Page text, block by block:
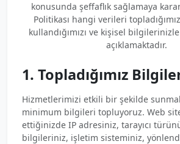
konusunda şeffaflık sağlamaya
Politikası hangi verileri
kullandığımızı ve kişisel
açıklamaktadır.
1. Topladığımız
Hizmetlerimizi etkili bir şekilde
minimum bilgileri topluyoruz. Web
ettiğinizde IP adresiniz, tarayıcı
bilgileriniz, işletim sisteminiz,